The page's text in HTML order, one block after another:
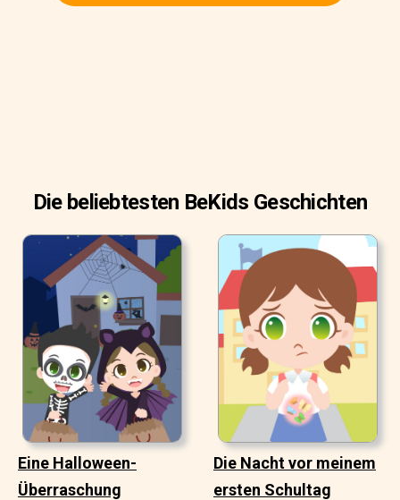
Die beliebtesten BeKids Geschichten
Eine Halloween-
Überraschung
Die Nacht vor meinem
ersten Schultag